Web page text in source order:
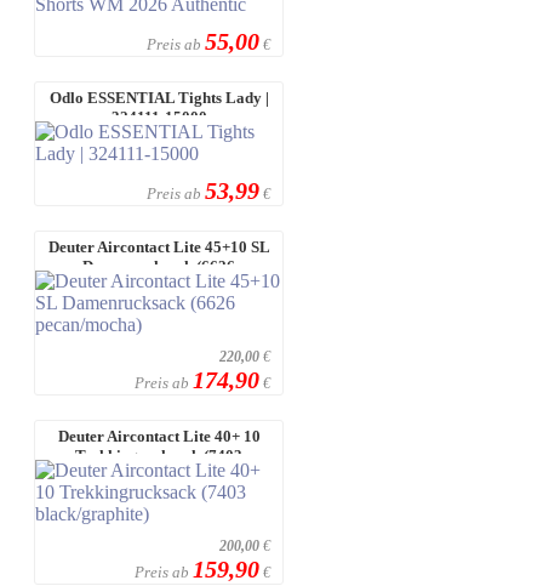
Preis ab 55,00 €
Odlo ESSENTIAL Tights Lady |
324111-15000
Preis ab 53,99 €
Deuter Aircontact Lite 45+10 SL
Damenrucksack (6626
pecan/mocha)
220,00 €
Preis ab 174,90 €
Deuter Aircontact Lite 40+ 10
Trekkingrucksack (7403
black/graph ...
200,00 €
Preis ab 159,90 €